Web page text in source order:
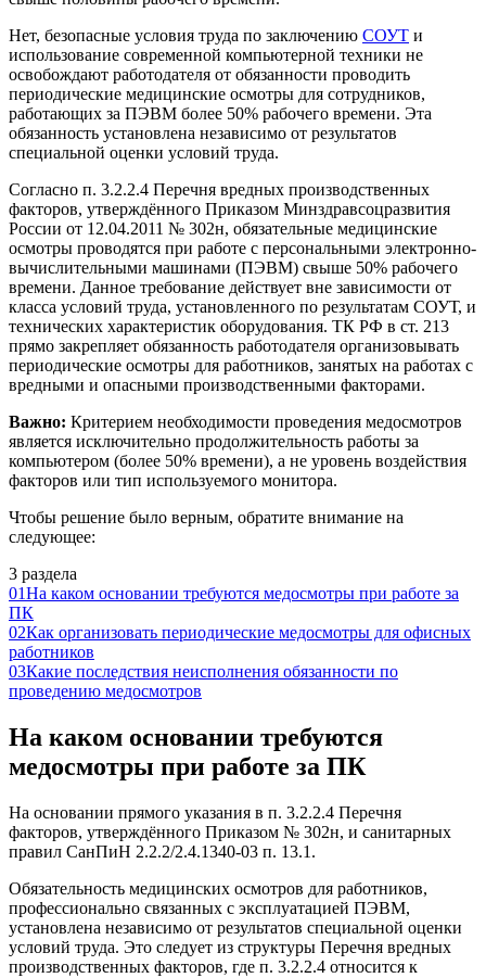
Нет, безопасные условия труда по заключению СОУТ и
использование современной компьютерной техники не
освобождают работодателя от обязанности проводить
периодические медицинские осмотры для сотрудников,
работающих за ПЭВМ более 50% рабочего времени. Эта
обязанность установлена независимо от результатов
специальной оценки условий труда.
Согласно п. 3.2.2.4 Перечня вредных производственных
факторов, утверждённого Приказом Минздравсоцразвития
России от 12.04.2011 № 302н, обязательные медицинские
осмотры проводятся при работе с персональными электронно-
вычислительными машинами (ПЭВМ) свыше 50% рабочего
времени. Данное требование действует вне зависимости от
класса условий труда, установленного по результатам СОУТ, и
технических характеристик оборудования. ТК РФ в ст. 213
прямо закрепляет обязанность работодателя организовывать
периодические осмотры для работников, занятых на работах с
вредными и опасными производственными факторами.
Важно: Критерием необходимости проведения медосмотров
является исключительно продолжительность работы за
компьютером (более 50% времени), а не уровень воздействия
факторов или тип используемого монитора.
Чтобы решение было верным, обратите внимание на
следующее:
3 раздела
01На каком основании требуются медосмотры при работе за
ПК
02Как организовать периодические медосмотры для офисных
работников
03Какие последствия неисполнения обязанности по
проведению медосмотров
На каком основании требуются
медосмотры при работе за ПК
На основании прямого указания в п. 3.2.2.4 Перечня
факторов, утверждённого Приказом № 302н, и санитарных
правил СанПиН 2.2.2/2.4.1340-03 п. 13.1.
Обязательность медицинских осмотров для работников,
профессионально связанных с эксплуатацией ПЭВМ,
установлена независимо от результатов специальной оценки
условий труда. Это следует из структуры Перечня вредных
производственных факторов, где п. 3.2.2.4 относится к